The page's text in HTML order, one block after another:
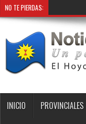
NO TE PIERDAS:
INICIO PROVINCIALES